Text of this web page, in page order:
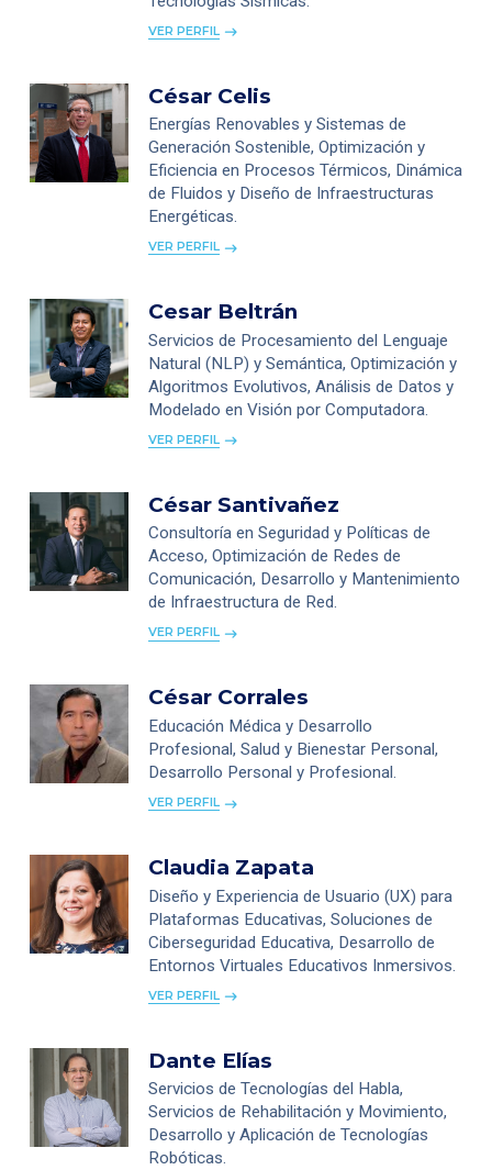
VER PERFIL
César Celis
Energías Renovables y Sistemas de
Generación Sostenible, Optimización y
Eficiencia en Procesos Térmicos, Dinámica
de Fluidos y Diseño de Infraestructuras
Energéticas.
VER PERFIL
Cesar Beltrán
Servicios de Procesamiento del Lenguaje
Natural (NLP) y Semántica, Optimización y
Algoritmos Evolutivos, Análisis de Datos y
Modelado en Visión por Computadora.
VER PERFIL
César Santivañez
Consultoría en Seguridad y Políticas de
Acceso, Optimización de Redes de
Comunicación, Desarrollo y Mantenimiento
de Infraestructura de Red.
VER PERFIL
César Corrales
Educación Médica y Desarrollo
Profesional, Salud y Bienestar Personal,
Desarrollo Personal y Profesional.
VER PERFIL
Claudia Zapata
Diseño y Experiencia de Usuario (UX) para
Plataformas Educativas, Soluciones de
Ciberseguridad Educativa, Desarrollo de
Entornos Virtuales Educativos Inmersivos.
VER PERFIL
Dante Elías
Servicios de Tecnologías del Habla,
Servicios de Rehabilitación y Movimiento,
Desarrollo y Aplicación de Tecnologías
Robóticas.